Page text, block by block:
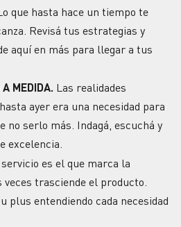
Lo que hasta hace un tiempo te
Revisá tus estrategias y
aquí en más para llegar a tus
A MEDIDA. Las realidades
ayer era una necesidad para
no serlo más. Indagá, escuchá y
excelencia.
es el que marca la
trasciende el producto.
plus entendiendo cada necesidad